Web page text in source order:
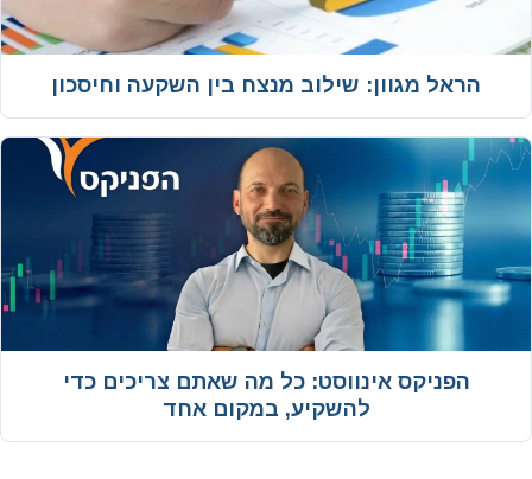
הראל מגוון: שילוב מנצח בין השקעה וחיסכון
הפניקס אינווסט: כל מה שאתם צריכים כדי
להשקיע, במקום אחד